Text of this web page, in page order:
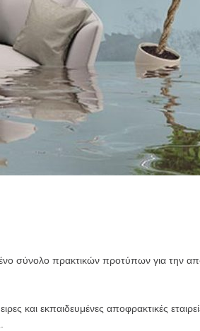
σύνολο πρακτικών προτύπων για την
εκπαιδευμένες αποφρακτικές